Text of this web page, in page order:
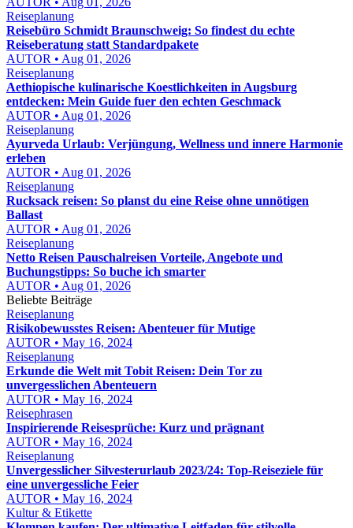
Reiseplanung
Reisebüro Schmidt Braunschweig: So findest du echte
Reiseberatung statt Standardpakete
AUTOR • Aug 01, 2026
Reiseplanung
Aethiopische kulinarische Koestlichkeiten in Augsburg
entdecken: Mein Guide fuer den echten Geschmack
AUTOR • Aug 01, 2026
Reiseplanung
Ayurveda Urlaub: Verjüngung, Wellness und innere Harmonie
erleben
AUTOR • Aug 01, 2026
Reiseplanung
Rucksack reisen: So planst du eine Reise ohne unnötigen
Ballast
AUTOR • Aug 01, 2026
Reiseplanung
Netto Reisen Pauschalreisen Vorteile, Angebote und
Buchungstipps: So buche ich smarter
AUTOR • Aug 01, 2026
Beliebte Beiträge
Reiseplanung
Risikobewusstes Reisen: Abenteuer für Mutige
AUTOR • May 16, 2024
Reiseplanung
Erkunde die Welt mit Tobit Reisen: Dein Tor zu
unvergesslichen Abenteuern
AUTOR • May 16, 2024
Reisephrasen
Inspirierende Reisesprüche: Kurz und prägnant
AUTOR • May 16, 2024
Reiseplanung
Unvergesslicher Silvesterurlaub 2023/24: Top-Reiseziele für
eine unvergessliche Feier
AUTOR • May 16, 2024
Kultur & Etikette